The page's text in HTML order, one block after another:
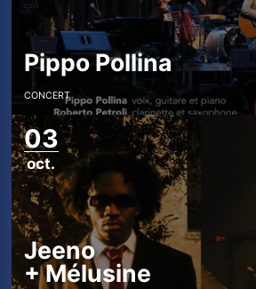
Pippo Pollina
CONCERT
03
oct.
Jeeno
+Mélusine